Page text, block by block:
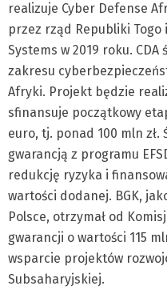
realizuje Cyber Defense
przez rząd Republiki Togo
Systems w 2019 roku. CDA
zakresu
Afryki. Projekt będzie
sfinansuje początkowy
euro, tj. ponad 100 mln
gwarancją z programu
redukcję ryzyka i
wartości dodanej. BGK,
Polsce, otrzymał od
gwarancji o wartości 115
wsparcie projektów
Subsaharyjskiej.